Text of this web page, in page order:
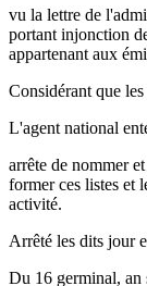
vu la lettre de
portant injonction
appartenant aux
Considérant que
L'agent national
arrête de nommer
former ces listes et
activité.
Arrêté les dits jour
Du 16 germinal, an